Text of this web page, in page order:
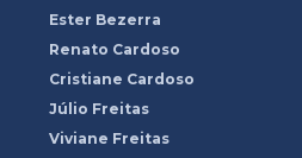
Ester Bezerra
Renato Cardoso
Cristiane Cardoso
Júlio Freitas
Viviane Freitas